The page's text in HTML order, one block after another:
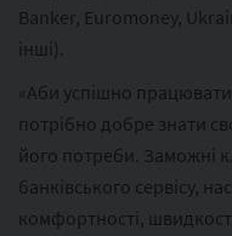
Banker, Euromoney,
інші).
«Аби успішно
потрібно добре знати
його потреби. Заможні
банківського сервісу,
комфортності,